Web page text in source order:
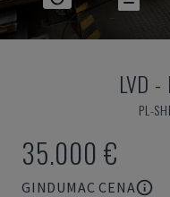
LVD -
PL-
35.000 €
GINDUMAC CENA